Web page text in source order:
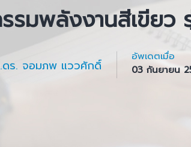
รมพลังงานสีเขียว
ดร. จอมภพ แววศักดิ์
อัพเดตเมื่อ
03 กันยายน